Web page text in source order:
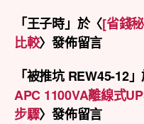
「王子時」於〈[省錢
比較〉發佈留言
「被推坑 REW45-12
APC 1100VA離線式
步驟〉發佈留言